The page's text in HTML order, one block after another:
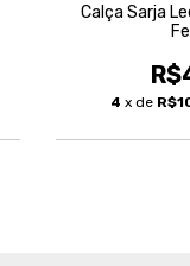
Calça Sarja
4 x de